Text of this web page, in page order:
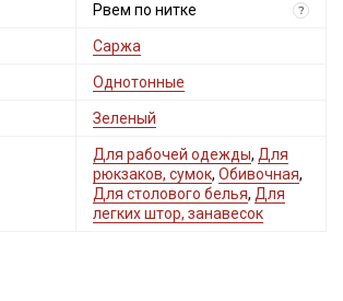
Рвем по нитке ?
Саржа
Однотонные
Зеленый
Для рабочей одежды, Для
рюкзаков, сумок, Обивочная,
Для столового белья, Для
легких штор, занавесок